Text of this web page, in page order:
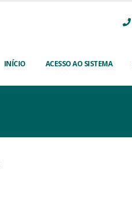
INÍCIO ACESSO AO SISTEMA